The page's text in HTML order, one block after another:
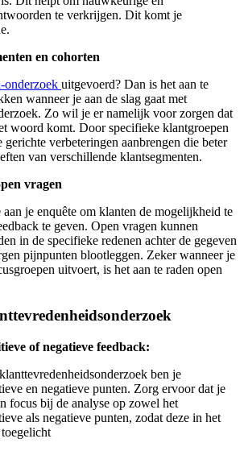
te verkrijgen. Dit komt je
en cohorten
onderzoek uitgevoerd? Dan is het aan te
wanneer je aan de slag gaat met
Zo wil je er namelijk voor zorgen dat
woord komt. Door specifieke klantgroepen
verbeteringen aanbrengen die beter
van verschillende klantsegmenten.
vragen
je enquête om klanten de mogelijkheid te
te geven. Open vragen kunnen
in de specifieke redenen achter de gegeven
pijnpunten blootleggen. Zeker wanneer je
uitvoert, is het aan te raden open
of negatieve feedback:
ben je
en negatieve punten. Zorg ervoor dat je
focus bij de analyse op zowel het
als negatieve punten, zodat deze in het